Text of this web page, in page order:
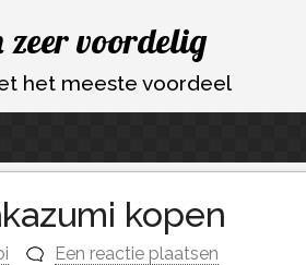
zeer voordelig
het meeste voordeel
kopen
Een reactie plaatsen